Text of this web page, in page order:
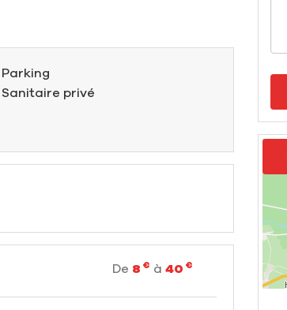
Parking
Sanitaire privé
De 8 € à40 €